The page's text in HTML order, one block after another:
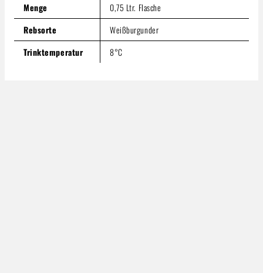
Menge
0,75 Ltr. Flasche
Rebsorte
Weißburgunder
Trinktemperatur
8°C